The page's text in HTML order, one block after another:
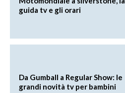
guida tv e gli orari
Da Gumball a Regular Show: le
grandi novità tv per bambini